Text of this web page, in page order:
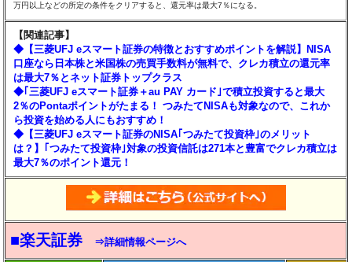
万円以上などの所定の条件をクリアすると、還元率は最大7％になる。
【関連記事】
◆【三菱UFJ eスマート証券の特徴とおすすめポイントを解説】NISA
口座なら日本株と米国株の売買手数料が無料で、クレカ積立の還元率
は最大7％とネット証券トップクラス
◆｢三菱UFJ eスマート証券＋au PAY カード｣で積立投資すると最大
2％のPontaポイントがたまる！ つみたてNISAも対象なので、これか
ら投資を始める人にもおすすめ！
◆【三菱UFJ eスマート証券のNISA｢つみたて投資枠｣のメリット
は？】｢つみたて投資枠｣対象の投資信託は271本と豊富でクレカ積立は
最大7％のポイント還元！
■楽天証券 ⇒詳細情報ページへ